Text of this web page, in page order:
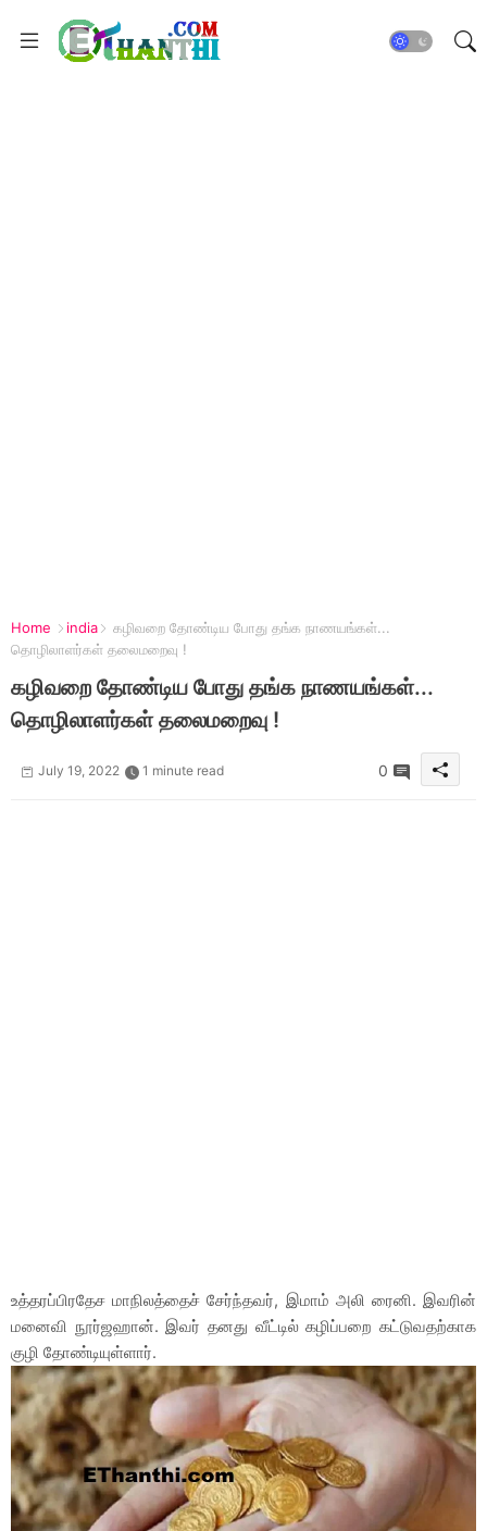
Home india
கழிவறை தோண்டிய போது தங்க நாணயங்கள்...
தொழிலாளர்கள் தலைமறைவு !
கழிவறை தோண்டிய போது தங்க நாணயங்கள்...
தொழிலாளர்கள் தலைமறைவு !
July 19, 2022 1 minute read 0
உத்தரப்பிரதேச மாநிலத்தைச் சேர்ந்தவர், இமாம் அலி ரைனி. இவரின்
மனைவி நூர்ஜஹான். இவர் தனது வீட்டில் கழிப்பறை கட்டுவதற்காக
குழி தோண்டியுள்ளார்.